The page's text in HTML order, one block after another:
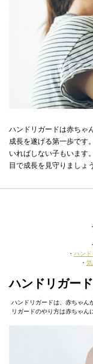
ハンドリガードは赤ちゃ
成長を遂げる第一歩です
いればしない子もいます
目で成長を見守りましょう
・
・
・ ハンド
・
ハンドリガー
ハンドリガードは、赤ちゃん
リガードのやり方は赤ちゃん